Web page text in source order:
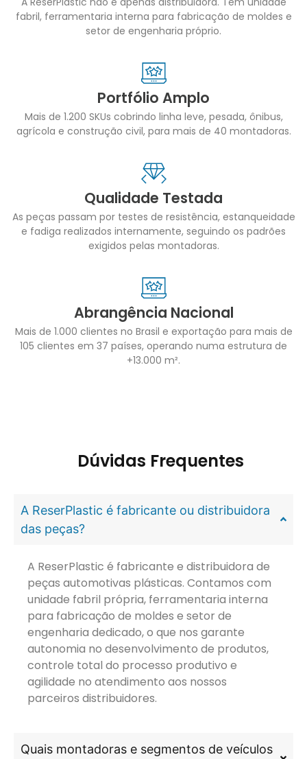
fabril, ferramentaria interna para fabricação de moldes e
setor de engenharia próprio.
Portfólio Amplo
Mais de 1.200 SKUs cobrindo linha leve, pesada, ônibus,
agrícola e construção civil, para mais de 40 montadoras.
Qualidade Testada
As peças passam por testes de resistência, estanqueidade
e fadiga realizados internamente, seguindo os padrões
exigidos pelas montadoras.
Abrangência Nacional
Mais de 1.000 clientes no Brasil e exportação para mais de
105 clientes em 37 países, operando numa estrutura de
+13.000 m².
Dúvidas Frequentes
A ReserPlastic é fabricante ou distribuidora
das peças?
A ReserPlastic é fabricante e distribuidora de
peças automotivas plásticas. Contamos com
unidade fabril própria, ferramentaria interna
para fabricação de moldes e setor de
engenharia dedicado, o que nos garante
autonomia no desenvolvimento de produtos,
controle total do processo produtivo e
agilidade no atendimento aos nossos
parceiros distribuidores.
Quais montadoras e segmentos de veículos